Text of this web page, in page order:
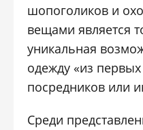
шопоголиков и
вещами является
уникальная
одежду «из
посредников или
Среди